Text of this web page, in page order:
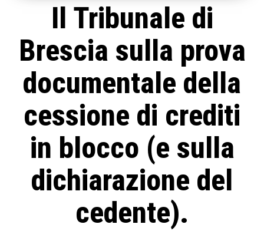
Il Tribunale di
Brescia sulla prova
documentale della
cessione di crediti
in blocco (e sulla
dichiarazione del
cedente).